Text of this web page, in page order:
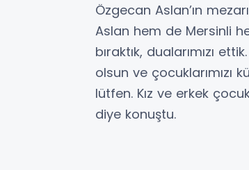
Özgecan Aslan’ın
Aslan hem de Mersinli
bıraktık, dualarımızı
olsun ve
lütfen. Kız ve erkek
diye konuştu.